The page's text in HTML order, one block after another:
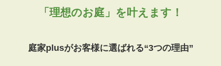
「理想のお庭」を叶えます！
庭家plusがお客様に選ばれる“3つの理由”